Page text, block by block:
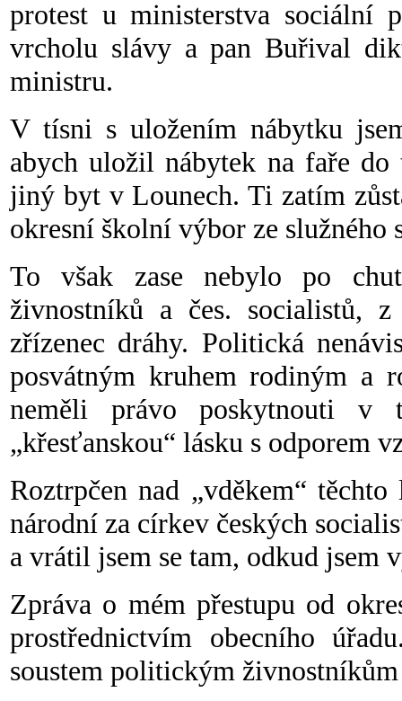
protest u ministerstva sociální
vrcholu slávy a pan Buřival
ministru.
V tísni s uložením nábytku
abych uložil nábytek na faře
jiný byt v Lounech. Ti zatím
okresní školní výbor ze služného
To však zase nebylo po
živnostníků a čes. socialistů,
zřízenec dráhy. Politická
posvátným kruhem rodiným a
neměli právo poskytnouti v
„křesťanskou“ lásku s odporem
Roztrpčen nad „vděkem“
národní za církev českých
a vrátil jsem se tam, odkud jsem
Zpráva o mém přestupu od
prostřednictvím obecního
soustem politickým